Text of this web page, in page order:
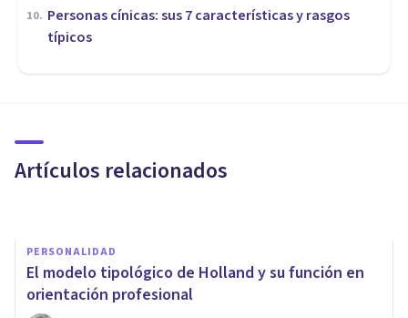
10. Personas cínicas: sus 7 características y rasgos
típicos
Artículos relacionados
autoconocimiento
PERSONALIDAD
El modelo tipológico de Holland y su función en
orientación profesional